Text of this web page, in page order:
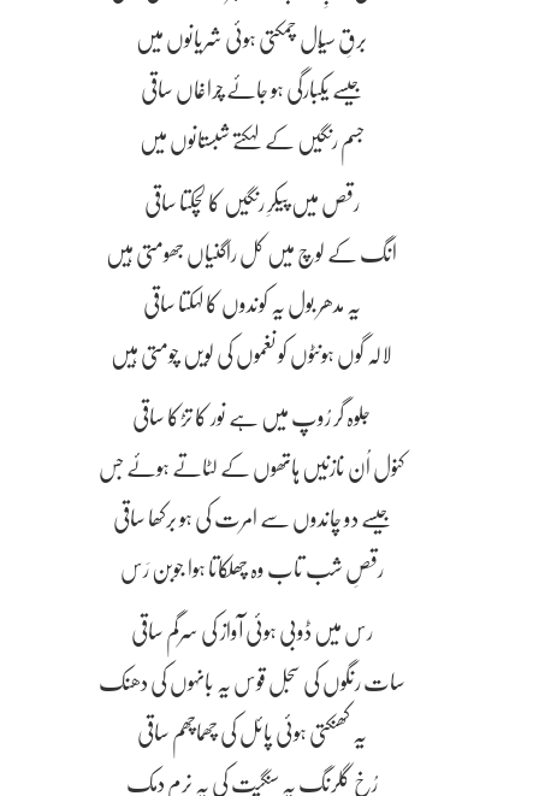
برقِ سیّال چمکتی ہوئی شریانوں میں
جیسے یکبارگی ہو جائے چراغاں ساقی
جسم رنگیں کے لہکتے شبستانوں میں
رقص میں پیکرِ رنگیں کا لچکتا ساقی
انگ کے لوچ میں کل راگنیاں جھومتی ہیں
یہ مدھر بول یہ کوندوں کا لہکتا ساقی
لالہ گوں ہونٹوں کو نغموں کی لویں چومتی ہیں
جلوہ گر رُوپ میں ہے نور کا تڑکا ساقی
کنول اُن نازنیں ہاتھوں کے لٹاتے ہوئے جس
جیسے دو چاندوں سے امرت کی ہو برکھا ساقی
رقصِ شب تاب وہ چھلکاتا ہوا جوبن رَس
رس میں ڈوبی ہوئی آواز کی سرگم ساقی
سات رنگوں کی سجل قوس یہ بانہوں کی دھنک
یہ کھنکتی ہوئی پائل کی چھماچھم ساقی
رُخِ گلرنگ پہ سنگیت کی یہ نرم دمک